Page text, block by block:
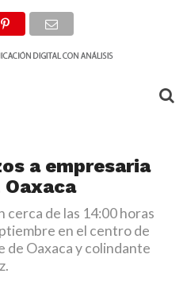
a empresaria
cerca de las 14:00 horas
en el centro de
de Oaxaca y colindante